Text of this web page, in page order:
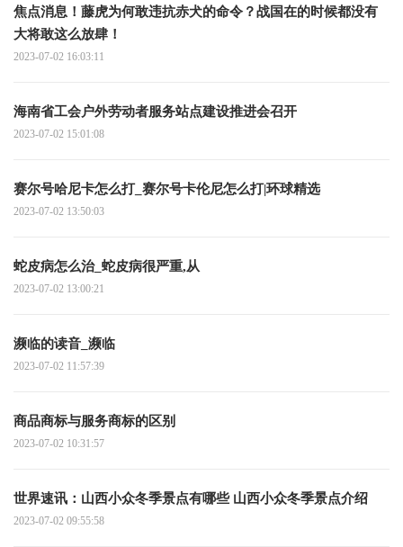
焦点消息！藤虎为何敢违抗赤犬的命令？战国在的时候都没有
大将敢这么放肆！
2023-07-02 16:03:11
海南省工会户外劳动者服务站点建设推进会召开
2023-07-02 15:01:08
赛尔号哈尼卡怎么打_赛尔号卡伦尼怎么打|环球精选
2023-07-02 13:50:03
蛇皮病怎么治_蛇皮病很严重,从
2023-07-02 13:00:21
濒临的读音_濒临
2023-07-02 11:57:39
商品商标与服务商标的区别
2023-07-02 10:31:57
世界速讯：山西小众冬季景点有哪些 山西小众冬季景点介绍
2023-07-02 09:55:58